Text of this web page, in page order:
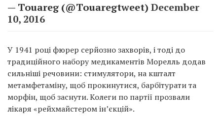
— Touareg (@Touaregtweet) December
10, 2016
У 1941 році фюрер серйозно захворів, і тоді до
традиційного набору медикаментів Морелль додав
сильніші речовини: стимулятори, на кшталт
метамфетаміну, щоб прокинутися, барбітурати та
морфін, щоб заснути. Колеги по партії прозвали
лікаря «рейхмайстером ін’єкцій».